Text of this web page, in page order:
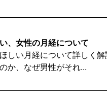
、女性の月経について
しい月経について詳しく
か、なぜ男性がそれ...